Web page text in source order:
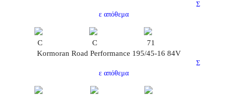
Σ
ε απόθεμα
C C
71
Kormoran Road Performance 195/45-16 84V
Σ
ε απόθεμα